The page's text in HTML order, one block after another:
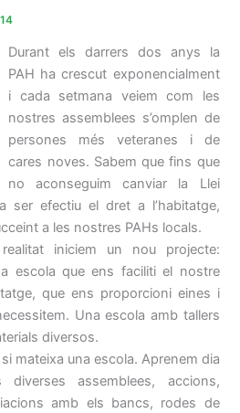
Durant els darrers dos anys la
PAH ha crescut exponencialment
i cada setmana veiem com les
nostres assemblees s’omplen de
persones més veteranes i de
cares noves. Sabem que fins que
no aconseguim canviar la Llei
ser efectiu el dret a l’habitatge,
a les nostres PAHs locals.
iniciem un nou projecte:
escola que ens faciliti el nostre
que ens proporcioni eines i
Una escola amb tallers
diversos.
mateixa una escola. Aprenem dia
assemblees, accions,
amb els bancs, rodes de